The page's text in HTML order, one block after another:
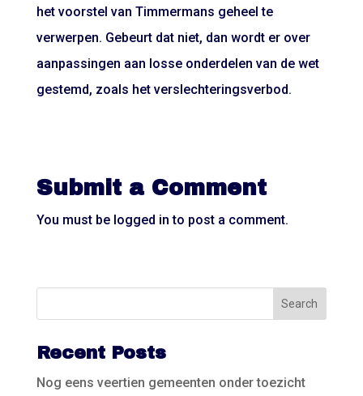
het voorstel van Timmermans geheel te
verwerpen. Gebeurt dat niet, dan wordt er over
aanpassingen aan losse onderdelen van de wet
gestemd, zoals het verslechteringsverbod.
Submit a Comment
You must be logged in to post a comment.
Recent Posts
Nog eens veertien gemeenten onder toezicht